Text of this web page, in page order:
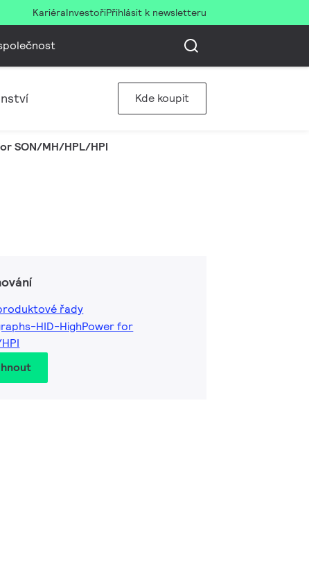
KariéraInvestořiPřihlásit k newsletteru
Kde koupit
SON/MH/HPL/HPI
řady
HID-HighPower for